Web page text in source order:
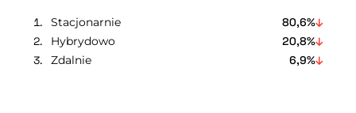
Stacjonarnie
80,6%
Hybrydowo
20,8%
Zdalnie
6,9%